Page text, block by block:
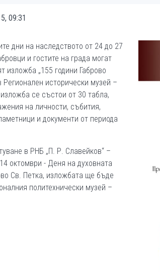
09:31
дни на наследството от 24 до 27
и гостите на града могат
изложба „155 години Габрово
Регионален исторически музей –
се състои от 30 табла,
на личности, събития,
и документи от периода
в РНБ „П. Р. Славейков“ –
октомври - Деня на духовната
Св. Петка, изложбата ще бъде
политехнически музей –